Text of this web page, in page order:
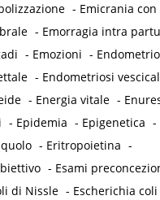
- Emicrania
- Emorragia intra
- Emozioni - Endometrio
- Endometriosi
- Energia vitale -
- Epidemia - Epigenetica -
- Eritropoietina -
- Esami
di Nissle - Escherichia